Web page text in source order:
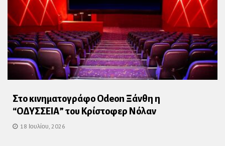
Στο κινηματογράφο Οdeon Ξάνθη η
“ΟΔΥΣΣΕΙΑ” του Κρίστοφερ Νόλαν
18 Ιουλίου, 2026